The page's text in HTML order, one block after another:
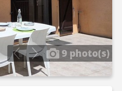
9 photo(s)